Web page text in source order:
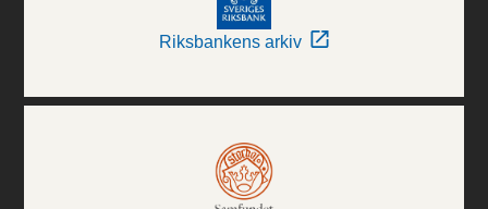
Riksbankens arkiv